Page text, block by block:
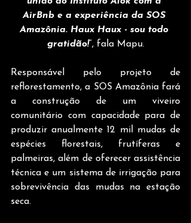
AirBnb e a experiência da SOS
Amazônia. Haux Haux - sou todo
gratidão!”, fala Mapu.
Responsável pelo projeto de
reflorestamento, a SOS Amazônia fará
a construção de um viveiro
comunitário com capacidade para de
produzir anualmente 12 mil mudas de
espécies florestais, frutíferas e
palmeiras, além de oferecer assistência
técnica e um sistema de irrigação para
sobrevivência das mudas na estação
seca.